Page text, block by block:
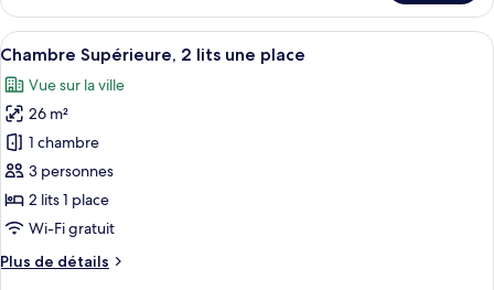
très
grand
lit,
vue
ville
le
type
de
Chambre
Supérieure,
très
grand
lit,
vue
ville
Afficher
toutes
les
photos
pour
ce
type
de
chambre :
Chambre
Coffres-forts dans les chambres,
8
Chambre Supérieure, 2 lits une place
Vue sur la ville
26 m²
1 chambre
3 personnes
2 lits 1 place
Wi-Fi gratuit
Plus de détails
Plus